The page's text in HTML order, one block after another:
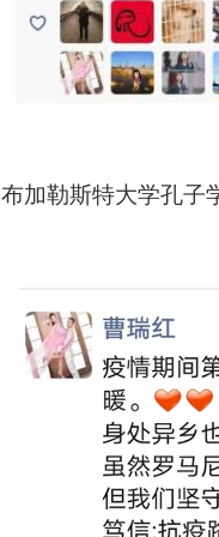
加勒斯特大学孔子